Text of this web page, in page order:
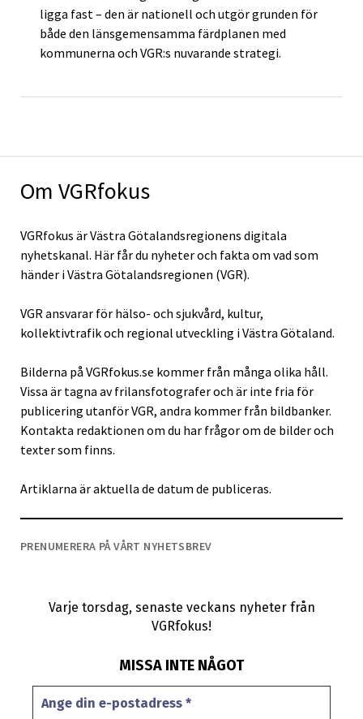
Om VGRfokus
VGRfokus är Västra Götalandsregionens digitala
nyhetskanal. Här får du nyheter och fakta om vad som
händer i Västra Götalandsregionen (VGR).
VGR ansvarar för hälso- och sjukvård, kultur,
kollektivtrafik och regional utveckling i Västra Götaland.
Bilderna på VGRfokus.se kommer från många olika håll.
Vissa är tagna av frilansfotografer och är inte fria för
publicering utanför VGR, andra kommer från bildbanker.
Kontakta redaktionen om du har frågor om de bilder och
texter som finns.
Artiklarna är aktuella de datum de publiceras.
PRENUMERERA PÅ VÅRT NYHETSBREV
Varje torsdag, senaste veckans nyheter från
VGRfokus!
MISSA INTE NÅGOT
ligga fast – den är nationell och utgör grunden för
både den länsgemensamma färdplanen med
kommunerna och VGR:s nuvarande strategi.